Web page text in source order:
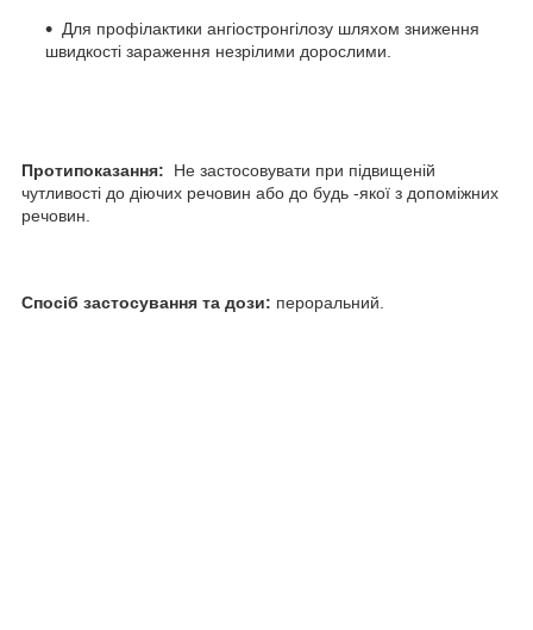
Для профілактики ангіостронгілозу шляхом зниження
швидкості зараження незрілими дорослими.
Протипоказання: Не застосовувати при підвищеній
чутливості до діючих речовин або до будь -якої з допоміжних
речовин.
Спосіб застосування та дози: пероральний.